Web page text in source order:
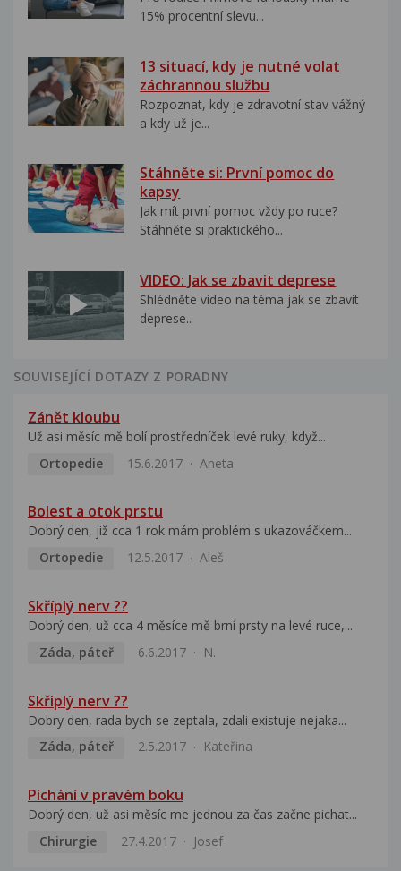
15% procentní slevu...
13 situací, kdy je nutné volat
záchrannou službu
Rozpoznat, kdy je zdravotní stav vážný
a kdy už je...
Stáhněte si: První pomoc do
kapsy
Jak mít první pomoc vždy po ruce?
Stáhněte si praktického...
VIDEO: Jak se zbavit deprese
Shlédněte video na téma jak se zbavit
deprese..
SOUVISEJÍCÍ DOTAZY Z PORADNY
Zánět kloubu
Už asi měsíc mě bolí prostředníček levé ruky, když...
Ortopedie
15.6.2017 Aneta
Bolest a otok prstu
Dobrý den, již cca 1 rok mám problém s ukazováčkem...
Ortopedie
12.5.2017 Aleš
Skříplý nerv ??
Dobrý den, už cca 4 měsíce mě brní prsty na levé ruce,...
Záda, páteř
6.6.2017 N.
Skříplý nerv ??
Dobry den, rada bych se zeptala, zdali existuje nejaka...
Záda, páteř
2.5.2017 Kateřina
Píchání v pravém boku
Dobrý den, už asi měsíc me jednou za čas začne pichat...
Chirurgie
27.4.2017 Josef